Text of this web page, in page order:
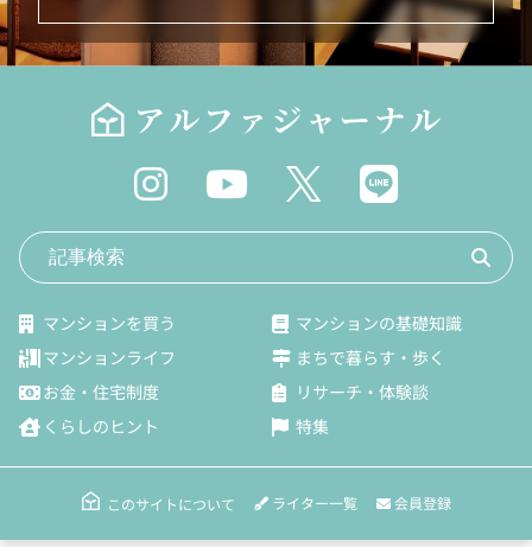
マンションを買う
マンションの基礎知識
マンションライフ
まちで暮らす・歩く
お金・住宅制度
リサーチ・体験談
くらしのヒント
特集
このサイトについて ライター一覧 会員登録